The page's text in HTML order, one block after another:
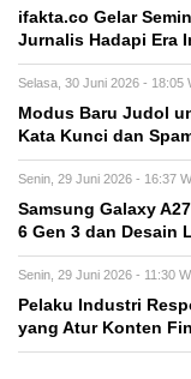
ifakta.co Gelar
Jurnalis Hadapi Era
Selasa, 30 Juni 2026 - 18:05
Modus Baru Judol
Kata Kunci dan
Senin, 29 Juni 2026 - 16:37
Samsung Galaxy
6 Gen 3 dan Desain
Senin, 29 Juni 2026 - 11:30
Pelaku Industri
yang Atur Konten